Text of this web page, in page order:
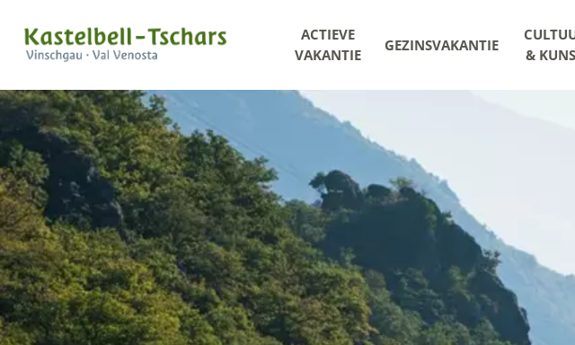
ACTIEVE
VAKANTIE
GEZINSVAKANTIE
&